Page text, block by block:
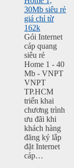
30Mb siêu rẻ
giá chỉ từ
162k
Gói Internet
cáp quang
siêu rẻ
Home 1 - 40
Mb - VNPT
VNPT
TP.HCM
triển khai
chương trình
ưu đãi khi
khách hàng
đăng ký lắp
đặt Internet
cáp…